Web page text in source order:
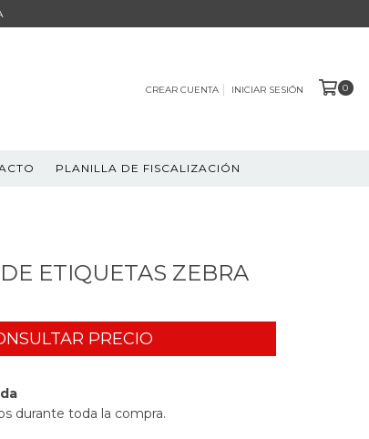
CREAR CUENTA INICIAR SESIÓN 0
PLANILLA DE FISCALIZACIÓN
ETIQUETAS ZEBRA
durante toda la compra.